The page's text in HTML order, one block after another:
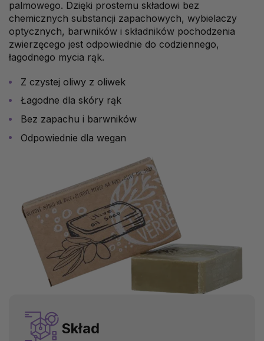
palmowego. Dzięki prostemu składowi bez
chemicznych substancji zapachowych, wybielaczy
optycznych, barwników i składników pochodzenia
zwierzęcego jest odpowiednie do codziennego,
łagodnego mycia rąk.
Z czystej oliwy z oliwek
Łagodne dla skóry rąk
Bez zapachu i barwników
Odpowiednie dla wegan
Skład